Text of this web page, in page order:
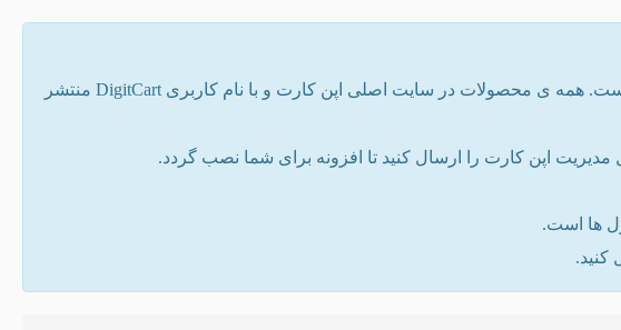
تمامی افزونه های موجود در سایت توسط دیجیت کارت نوشته شده است. همه ی محصولات در سایت اصلی اپن کارت و با نام کاربری DigitCart منتشر
اپن کارت را ارسال کنید تا افزونه برای شما نصب گردد.
ها است.
کنید.